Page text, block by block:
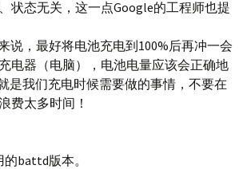
状态无关，这一点Google的工程师也提
说，最好将电池充电到100%后再冲一会
电器（电脑），电池电量应该会正确地
是我们充电时候需要做的事情，不要在
费太多时间！
battd版本。